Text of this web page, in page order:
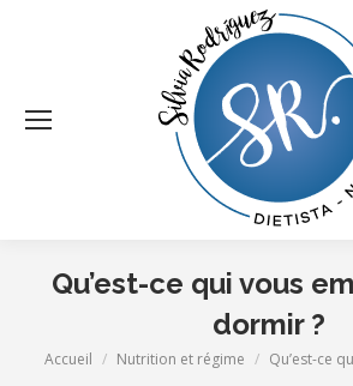
Qu’est-ce qui vous
dormir ?
Vous êtes ici :
Accueil Nutrition et régime Qu’est-ce